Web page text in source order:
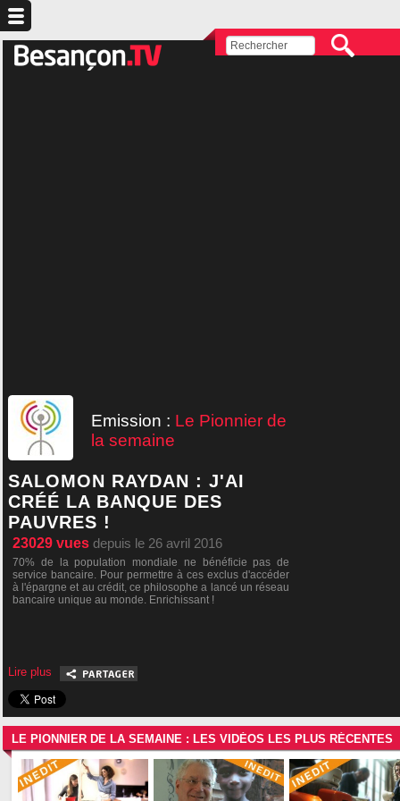
Emission : Le Pionnier de
la semaine
SALOMON RAYDAN : J'AI
CRÉÉ LA BANQUE DES
PAUVRES !
23029 vues depuis le 26 avril 2016
70% de la population mondiale ne bénéficie pas de
service bancaire. Pour permettre à ces exclus d'accéder
à l'épargne et au crédit, ce philosophe a lancé un réseau
bancaire unique au monde. Enrichissant !
Lire plus
LE PIONNIER DE LA SEMAINE : LES VIDÉOS LES PLUS RÉCENTES